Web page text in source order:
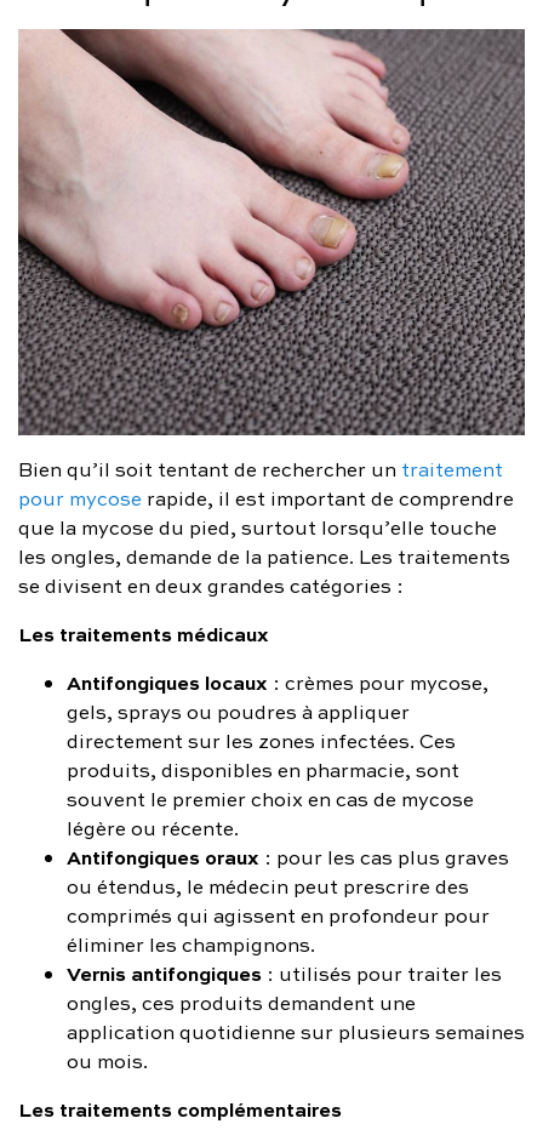
Bien qu’il soit tentant de rechercher un traitement
pour mycose rapide, il est important de comprendre
que la mycose du pied, surtout lorsqu’elle touche
les ongles, demande de la patience. Les traitements
se divisent en deux grandes catégories :
Les traitements médicaux
Antifongiques locaux : crèmes pour mycose,
gels, sprays ou poudres à appliquer
directement sur les zones infectées. Ces
produits, disponibles en pharmacie, sont
souvent le premier choix en cas de mycose
légère ou récente.
Antifongiques oraux : pour les cas plus graves
ou étendus, le médecin peut prescrire des
comprimés qui agissent en profondeur pour
éliminer les champignons.
Vernis antifongiques : utilisés pour traiter les
ongles, ces produits demandent une
application quotidienne sur plusieurs semaines
ou mois.
Les traitements complémentaires